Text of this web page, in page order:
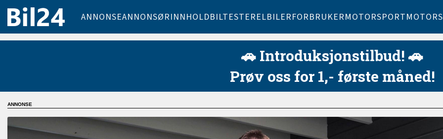
ANNONSEANNONSØRINNHOLDBILTESTERELBILERFORBRUKERMOTORSPORT
🚗 Introduksjonstilbud! 🚗
Prøv oss for 1,- første måned!